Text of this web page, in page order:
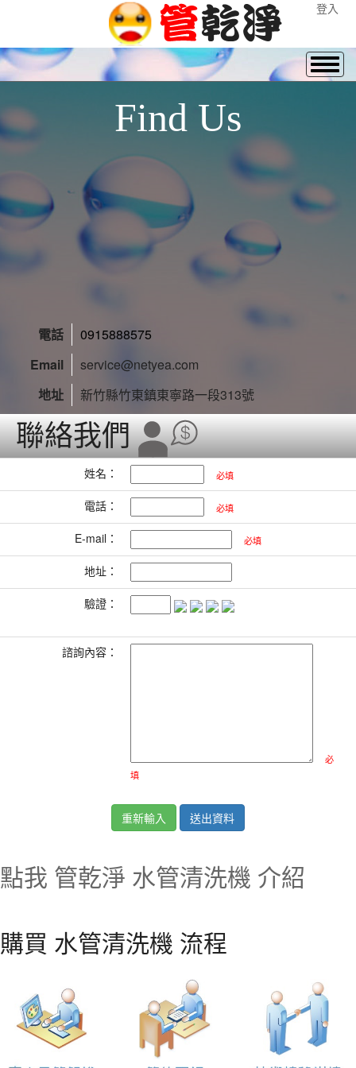
登入
Find Us
電話
0915888575
Email
service@netyea.com
地址
新竹縣竹東鎮東寧路一段313號
聯絡我們
姓名： 必填
電話： 必填
E-mail： 必填
地址：
驗證：
諮詢內容：
必
填
點我 管乾淨 水管清洗機 介紹
購買 水管清洗機 流程